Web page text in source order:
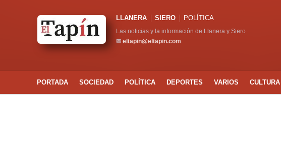
LLANERA SIERO POLÍTICA
Las noticias y la información de Llanera y Siero
✉ eltapin@eltapin.com
PORTADA SOCIEDAD POLÍTICA DEPORTES VARIOS CULTURA